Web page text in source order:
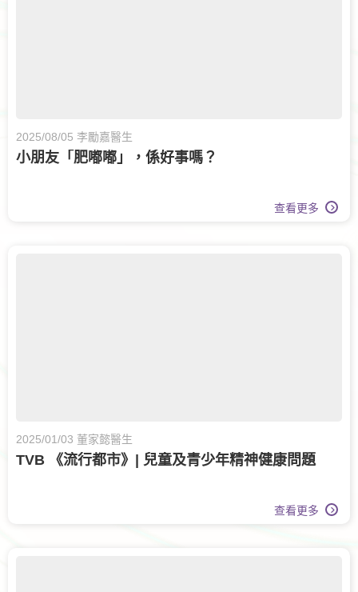
2025/08/05 李勵嘉醫生
小朋友「肥嘟嘟」，係好事嗎？
查看更多
2025/01/03 董家懿醫生
TVB 《流行都市》| 兒童及青少年精神健康問題
查看更多